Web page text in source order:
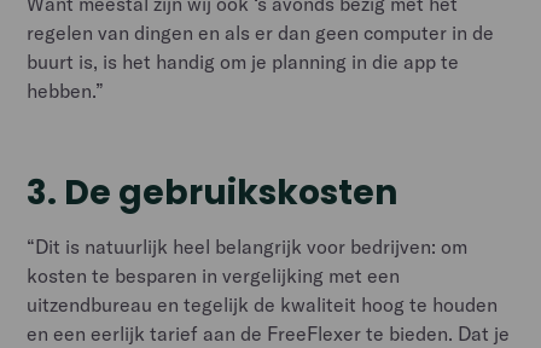
regelen van dingen en als er dan geen computer in de
buurt is, is het handig om je planning in die app te
hebben.”
3. De gebruikskosten
“Dit is natuurlijk heel belangrijk voor bedrijven: om
kosten te besparen in vergelijking met een
uitzendbureau en tegelijk de kwaliteit hoog te houden
en een eerlijk tarief aan de FreeFlexer te bieden. Dat je